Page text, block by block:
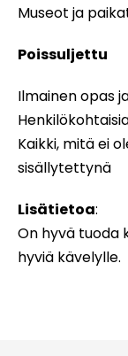
Museot ja
Poissuljettu
Ilmainen opas
Kaikki, mitä ei
sisällytettynä
Lisätietoa:
On hyvä tuoda
hyviä kävelylle.